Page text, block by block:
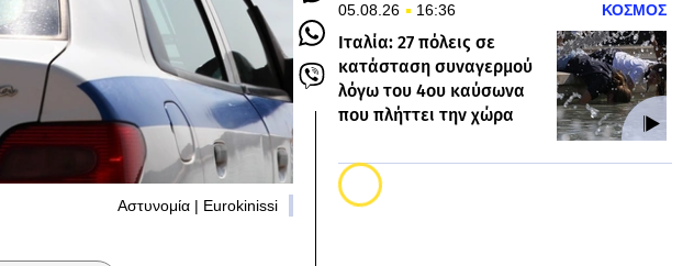
Αστυνομία | Eurokinissi
05.08.26 16:36 ΚΟΣΜΟΣ
Ιταλία: 27 πόλεις σε
κατάσταση συναγερμού
λόγω του 4ου καύσωνα
που πλήττει την χώρα